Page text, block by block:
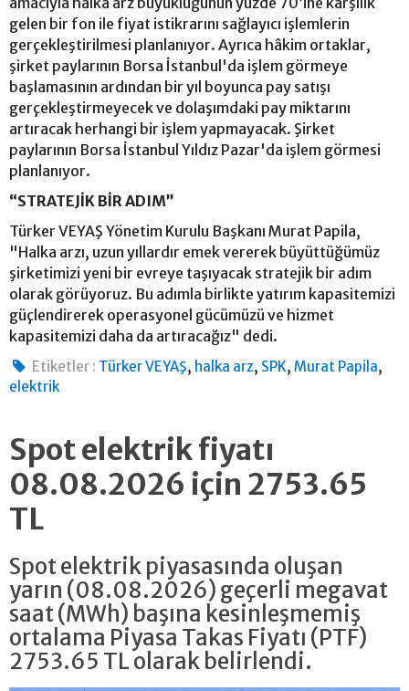
gelen bir fon ile fiyat istikrarını sağlayıcı işlemlerin
gerçekleştirilmesi planlanıyor. Ayrıca hâkim ortaklar,
şirket paylarının Borsa İstanbul'da işlem görmeye
başlamasının ardından bir yıl boyunca pay satışı
gerçekleştirmeyecek ve dolaşımdaki pay miktarını
artıracak herhangi bir işlem yapmayacak. Şirket
paylarının Borsa İstanbul Yıldız Pazar'da işlem görmesi
planlanıyor.
“STRATEJİK BİR ADIM”
Türker VEYAŞ Yönetim Kurulu Başkanı Murat Papila,
"Halka arzı, uzun yıllardır emek vererek büyüttüğümüz
şirketimizi yeni bir evreye taşıyacak stratejik bir adım
olarak görüyoruz. Bu adımla birlikte yatırım kapasitemizi
güçlendirerek operasyonel gücümüzü ve hizmet
kapasitemizi daha da artıracağız" dedi.
Etiketler : Türker VEYAŞ, halka arz, SPK,Murat Papila,
elektrik
Spot elektrik fiyatı
08.08.2026 için 2753.65
TL
Spot elektrik piyasasında oluşan
yarın (08.08.2026) geçerli megavat
saat (MWh) başına kesinleşmemiş
ortalama Piyasa Takas Fiyatı (PTF)
2753.65 TL olarak belirlendi.